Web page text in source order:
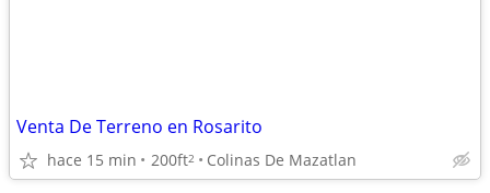
Venta De Terreno en Rosarito
hace 15 min 200ft2 Colinas De Mazatlan